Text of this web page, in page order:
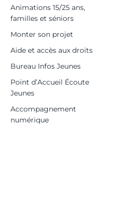
Animations 15/25 ans,
familles et séniors
Monter son projet
Aide et accès aux droits
Bureau Infos Jeunes
Point d’Accueil Écoute
Jeunes
Accompagnement
numérique